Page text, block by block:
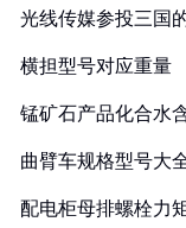
光线传媒参投三国
横担型号对应重量
锰矿石产品化合水
曲臂车规格型号大
配电柜母排螺栓力